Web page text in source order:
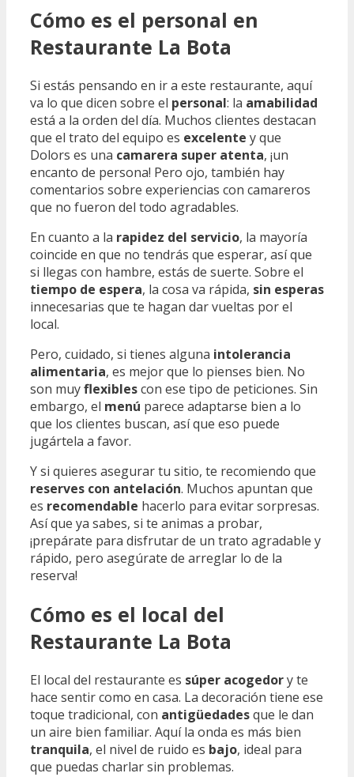
Cómo es el personal en
Restaurante La Bota
Si estás pensando en ir a este restaurante, aquí
va lo que dicen sobre el personal: la amabilidad
está a la orden del día. Muchos clientes destacan
que el trato del equipo es excelente y que
Dolors es una camarera super atenta, ¡un
encanto de persona! Pero ojo, también hay
comentarios sobre experiencias con camareros
que no fueron del todo agradables.
En cuanto a la rapidez del servicio, la mayoría
coincide en que no tendrás que esperar, así que
si llegas con hambre, estás de suerte. Sobre el
tiempo de espera, la cosa va rápida, sin esperas
innecesarias que te hagan dar vueltas por el
local.
Pero, cuidado, si tienes alguna intolerancia
alimentaria, es mejor que lo pienses bien. No
son muyflexiblescon ese tipo de peticiones. Sin
embargo, el menú parece adaptarse bien a lo
que los clientes buscan, así que eso puede
jugártela a favor.
Y si quieres asegurar tu sitio, te recomiendo que
reserves con antelación. Muchos apuntan que
es recomendable hacerlo para evitar sorpresas.
Así que ya sabes, si te animas a probar,
¡prepárate para disfrutar de un trato agradable y
rápido, pero asegúrate de arreglar lo de la
reserva!
Cómo es el local del
Restaurante La Bota
El local del restaurante es súper acogedory te
hace sentir como en casa. La decoración tiene ese
toque tradicional, con antigüedadesque le dan
un aire bien familiar. Aquí la onda es más bien
tranquila, el nivel de ruido es bajo, ideal para
que puedas charlar sin problemas.